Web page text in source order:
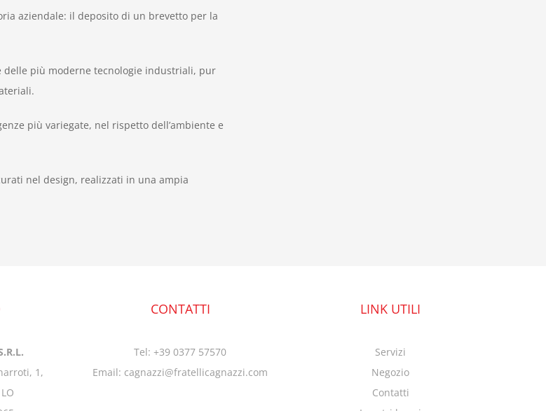
aziendale: il deposito di un brevetto per la
delle più moderne tecnologie industriali, pur
più variegate, nel rispetto dell’ambiente e
nel design, realizzati in una ampia
1,
CONTATTI
Tel: +39 0377 57570
Email: cagnazzi@fratellicagnazzi.com
LINK UTILI
Servizi
Negozio
Contatti